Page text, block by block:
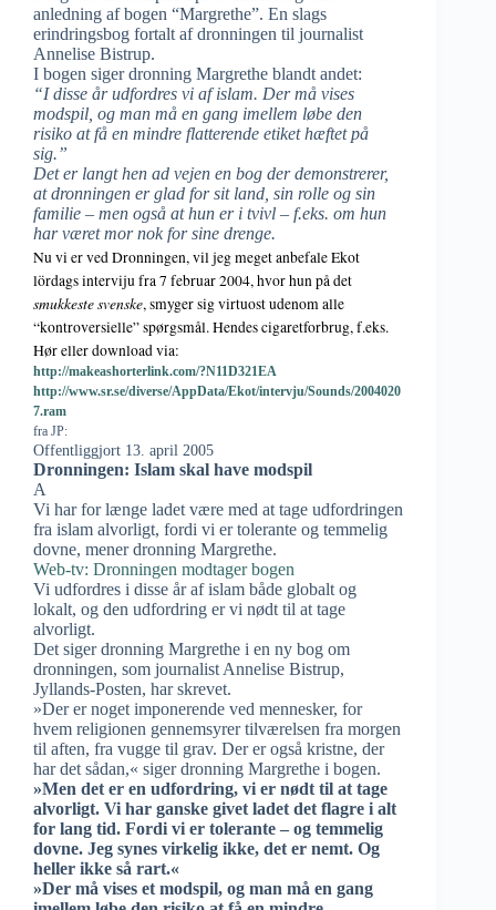
anledning af bogen “Margrethe”. En slags
erindringsbog fortalt af dronningen til journalist
Annelise Bistrup.
I bogen siger dronning Margrethe blandt andet:
“I disse år udfordres vi af islam. Der må vises
modspil, og man må en gang imellem løbe den
risiko at få en mindre flatterende etiket hæftet på
sig.”
Det er langt hen ad vejen en bog der demonstrerer,
at dronningen er glad for sit land, sin rolle og sin
familie – men også at hun er i tvivl – f.eks. om hun
har været mor nok for sine drenge.
Nu vi er ved Dronningen, vil jeg meget anbefale Ekot
lördags interviju fra 7 februar 2004, hvor hun på det
smukkeste svenske, smyger sig virtuost udenom alle
“kontroversielle” spørgsmål. Hendes cigaretforbrug, f.eks.
Hør eller download via:
http://makeashorterlink.com/?N11D321EA
http://www.sr.se/diverse/AppData/Ekot/intervju/Sounds/2004020
7.ram
fra JP:
Offentliggjort 13. april 2005
Dronningen: Islam skal have modspil
A
Vi har for længe ladet være med at tage udfordringen
fra islam alvorligt, fordi vi er tolerante og temmelig
dovne, mener dronning Margrethe.
Web-tv: Dronningen modtager bogen
Vi udfordres i disse år af islam både globalt og
lokalt, og den udfordring er vi nødt til at tage
alvorligt.
Det siger dronning Margrethe i en ny bog om
dronningen, som journalist Annelise Bistrup,
Jyllands-Posten, har skrevet.
»Der er noget imponerende ved mennesker, for
hvem religionen gennemsyrer tilværelsen fra morgen
til aften, fra vugge til grav. Der er også kristne, der
har det sådan,« siger dronning Margrethe i bogen.
»Men det er en udfordring, vi er nødt til at tage
alvorligt. Vi har ganske givet ladet det flagre i alt
for lang tid. Fordi vi er tolerante – og temmelig
dovne. Jeg synes virkelig ikke, det er nemt. Og
heller ikke så rart.«
»Der må vises et modspil, og man må en gang